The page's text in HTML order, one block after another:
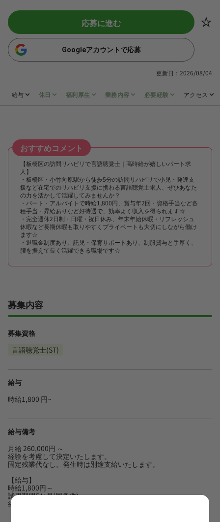
応募に進む
Googleアカウントで応募
更新日：2026/08/04
給与 休日 福利厚生 業務内容 必要経験 アクセス
おすすめコメント
【板橋区の訪問リハビリで言語聴覚士｜高時給が嬉しいパート求
人】
・板橋区・小竹向原駅から徒歩5分の訪問リハビリで小児・発達支
援など在宅でのリハビリ支援に携わる言語聴覚士求人、ぜひあなた
の力を活かして活躍してみませんか？
・パート・アルバイトで時給1,800円、賞与年2回・資格手当など各
種手当・昇給ありなど好待遇で、効率よく収入を得られます☆
・完全週休2日制・日曜・祝日休み、年末年始休暇・リフレッシュ
休暇など長期休暇も取りやすくプライベートも大切にしながら働け
ます☆
・退職金制度あり、託児・保育サポートあり、制服貸与と手厚く、
腰を据えて長く活躍できる職場です☆
募集内容
募集資格
言語聴覚士(ST)
給与
時給1,800 円~
給与備考
月給 260,000円 ～
経験を考慮して決定いたします。
固定残業代なし。発生時は別途支給いたします。
【給与】
時給1,800円～
試用期間6か月(同条件)
経験を考慮し決定いたします。